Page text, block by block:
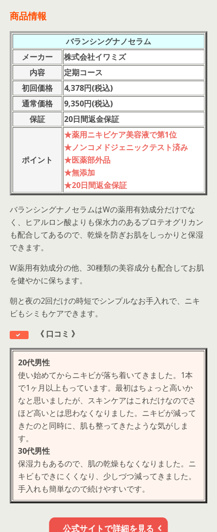
商品情報
バランシングナノセラム
メーカー
株式会社イワミズ
内容
定期コース
初回価格
4,378円(税込)
通常価格
9,350円(税込)
保証
20日間返金保証
ポイント
★薬用ニキビケア美容液で第1位
★ノンコメドジェニックテスト済み
★医薬部外品
★無添加
★20日間返金保証
バランシングナノセラムはWの薬用有効成分だけでな
く、ヒアルロン酸よりも保水力のあるプロテオグリカン
も配合してあるので、乾燥を防ぎお肌をしっかりと保湿
できます。
W薬用有効成分の他、30種類の美容成分も配合してお肌
を健やかに保ちます。
朝と夜の2回だけの時短でシンプルなお手入れで、ニキ
ビもシミもケアできます。
《 口コミ 》
20代男性
使い始めてからニキビが落ち着いてきました。1本
で1ヶ月以上もっています。最初はちょっと高いか
なと思いましたが、スキンケアはこれだけなのでさ
ほど高いとは思わなくなりました。ニキビが減って
きたのと同時に、肌も整ってきたような気がしま
す。
30代男性
保湿力もあるので、肌の乾燥もなくなりました。ニ
キビもできにくくなり、少しづつ減ってきました。
手入れも簡単なので続けやすいです。
公式サイトで詳細を見る